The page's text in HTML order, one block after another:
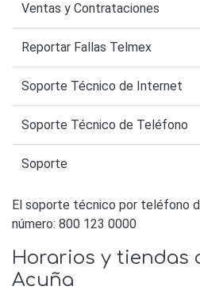
Ventas y Contrataciones
Reportar Fallas Telmex
Soporte Técnico de Internet
Soporte Técnico de Teléfono
Soporte
El soporte técnico por teléfono
número: 800 123 0000
Horarios y tiendas
Acuña